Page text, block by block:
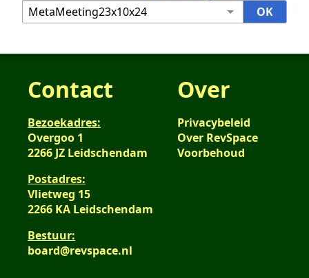
Contact
Bezoekadres:
Overgoo 1
2266 JZ Leidschendam
Postadres:
Vlietweg 15
2266 KA Leidschendam
Bestuur:
board@revspace.nl
Over
Privacybeleid
Over RevSpace
Voorbehoud